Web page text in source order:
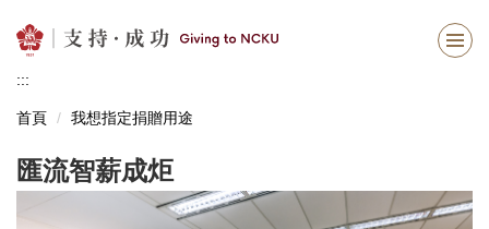
到
要
內
容
:::
首頁 我想指定捐贈用途
匯流智薪成炬